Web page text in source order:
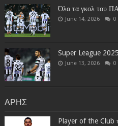
Όλα τα γκολ του
June 14, 2026 0
Super League
June 13, 2026 0
ΑΡΗΣ
Player of the Club